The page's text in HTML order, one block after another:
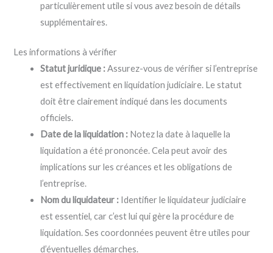
particulièrement utile si vous avez besoin de détails
supplémentaires.
Les informations à vérifier
Statut juridique :Assurez-vous de vérifier si l’entreprise
est effectivement en liquidation judiciaire. Le statut
doit être clairement indiqué dans les documents
officiels.
Date de la liquidation : Notez la date à laquelle la
liquidation a été prononcée. Cela peut avoir des
implications sur les créances et les obligations de
l’entreprise.
Nom du liquidateur : Identifier le liquidateur judiciaire
est essentiel, car c’est lui qui gère la procédure de
liquidation. Ses coordonnées peuvent être utiles pour
d’éventuelles démarches.